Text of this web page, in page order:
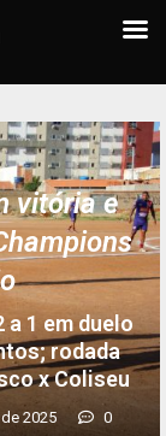
vitória e
1 em duelo
rodada
x Coliseu
2025
0